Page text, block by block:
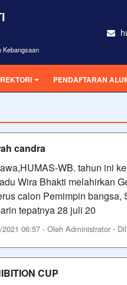
Kebangsaan
PENDAFTARAN
candra
WB. tahun ini
Wira Bhakti melahirkan
calon Pemimpin bangsa,
tepatnya 28 juli 20
2021 06:57 - Oleh Administrator -
CUP